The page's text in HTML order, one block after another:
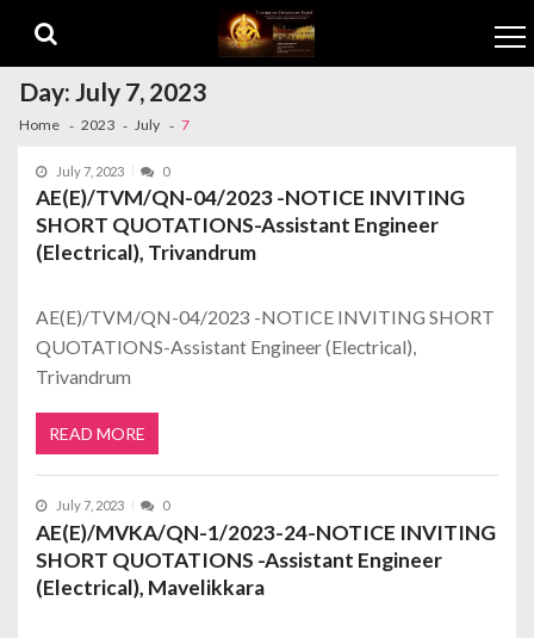
Day:July 7, 2023
Home 2023 July 7
July 7, 2023 0
AE(E)/TVM/QN-04/2023 -NOTICE INVITING
SHORT QUOTATIONS-Assistant Engineer
(Electrical), Trivandrum
AE(E)/TVM/QN-04/2023 -NOTICE INVITING SHORT
QUOTATIONS-Assistant Engineer (Electrical),
Trivandrum
READ MORE
July 7, 2023 0
AE(E)/MVKA/QN-1/2023-24-NOTICE INVITING
SHORT QUOTATIONS -Assistant Engineer
(Electrical), Mavelikkara